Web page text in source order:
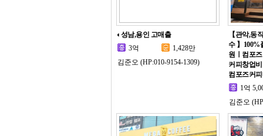
◐성남,용인 고매출
3억
1,428만
김준오 (HP:010-9154-1309)
【관악,동
수 】100%
원ㅣ컴포
커피창업
컴포즈커
1억
김준오